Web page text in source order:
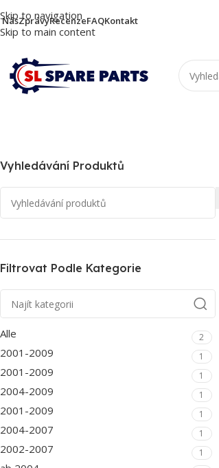
Skip to navigation
Skip to main content
NásZprávyRecenzeFAQKontakt
Vyhledávání Produktů
Filtrovat Podle Kategorie
Alle 2
2001-2009 1
2001-2009 1
2004-2009 1
2001-2009 1
2004-2007 1
2002-2007 1